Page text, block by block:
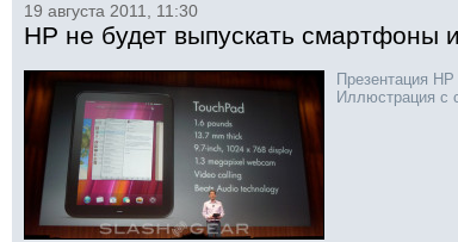
19 августа 2011, 11:30
HP не будет выпускать смартфоны
Презентация
Иллюстрация с